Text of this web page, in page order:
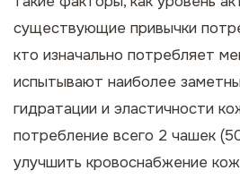
существующие привычки
кто изначально потребляет
испытывают наиболее
гидратации и эластичности
потребление всего 2 чашек
улучшить кровоснабжение